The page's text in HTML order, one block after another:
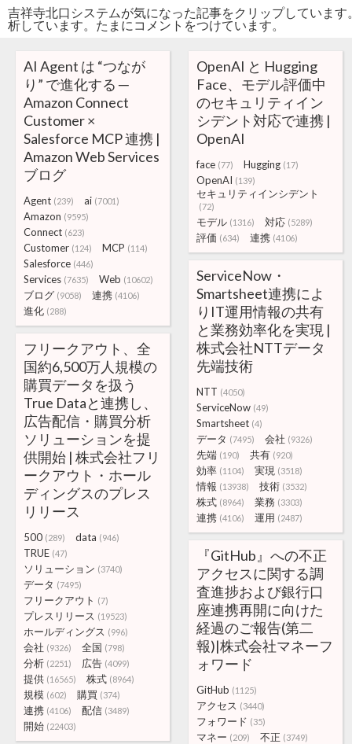
吉祥寺北口システムが気になった記事をクリップしていま
析しています。たまにコメントをつけています。
AI Agent は “つなが
り” で進化する ─
Amazon Connect
Customer ×
Salesforce MCP 連携 |
Amazon Web Services
ブログ
Agent (239) ai (7001)
Amazon (9595)
Connect (623)
Customer (124) MCP (114)
Salesforce (446)
Services (7635) Web (10602)
ブログ (9058) 連携 (4106)
進化 (288)
OpenAI と Hugging
Face、モデル評価中
のセキュリティイン
シデント対応で連携 |
OpenAI
face (77) Hugging (17)
OpenAI (139)
セキュリティインシデント
(72)
モデル (1316) 対応 (5289)
評価 (634) 連携 (4106)
ServiceNow・
Smartsheet連携によ
りIT運用情報の共有
と業務効率化を実現 |
株式会社NTTデータ
先端技術
NTT (4050)
ServiceNow (49)
Smartsheet (4)
データ (7495) 会社 (9326)
先端 (190) 共有 (920)
効率 (1104) 実現 (3518)
情報 (13938) 技術 (3532)
株式 (8964) 業務 (3303)
連携 (4106) 運用 (2487)
フリークアウト、全
国約6,500万人規模の
購買データを扱う
True Dataと連携し、
広告配信・購買分析
ソリューションを提
供開始 | 株式会社フリ
ークアウト・ホール
ディングスのプレス
リリース
500 (289) data (946)
TRUE (47)
ソリューション (3740)
データ (7495)
フリークアウト (7)
プレスリリース (19523)
ホールディングス (996)
会社 (9326) 全国 (798)
分析 (2251) 広告 (4099)
提供 (16565) 株式 (8964)
規模 (602) 購買 (374)
連携 (4106) 配信 (3489)
開始 (22403)
『GitHub』への不正
アクセスに関する調
査進捗および銀行口
座連携再開に向けた
経過のご報告(第二
報)|株式会社マネーフ
ォワード
GitHub (1125)
アクセス (3440)
フォワード (35)
マネー (209) 不正 (3749)